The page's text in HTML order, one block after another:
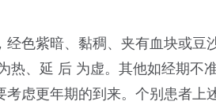
经色紫暗、黏稠、夹有血块或
热、延 后 为虚。其他如经期不
考虑更年期的到来。个别患者